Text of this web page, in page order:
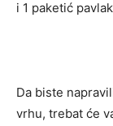
i 1 paketić
Da biste
vrhu, trebat će